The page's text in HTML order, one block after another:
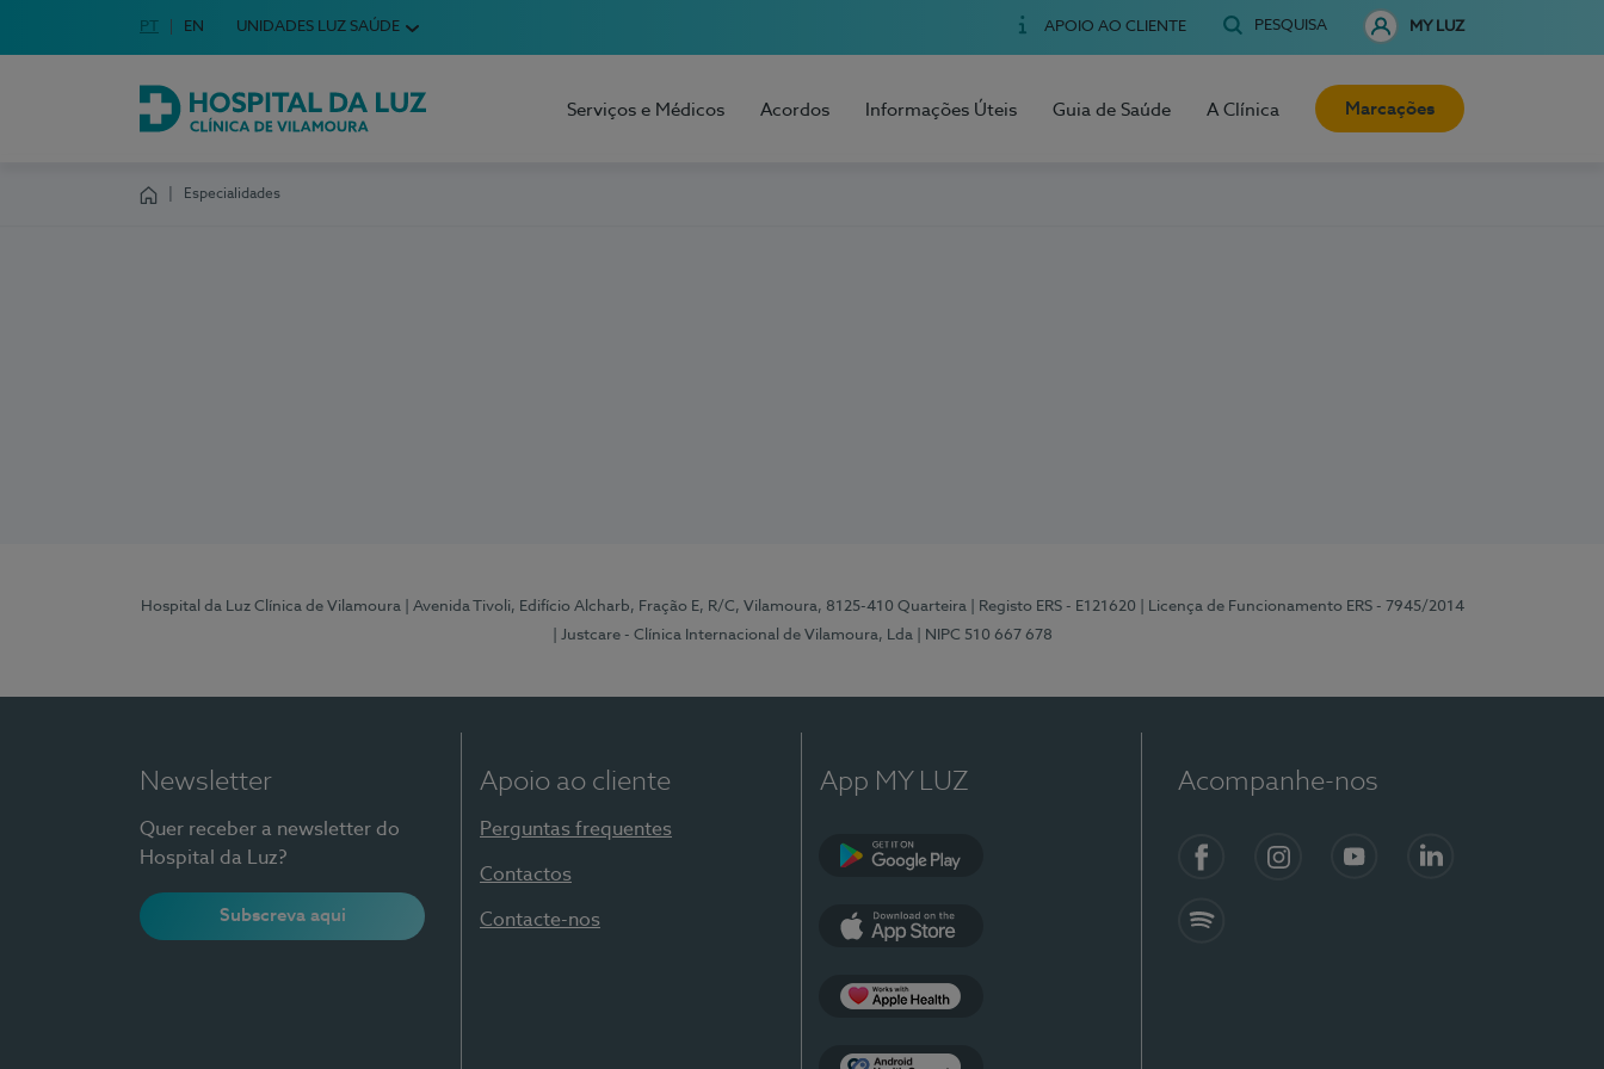
Escolha o seu idioma
Idioma em Português
PT English Language
EN UNIDADES LUZ SAÚDE APOIO AO CLIENTE PESQUISA MY LUZ
Hospital da Luz Clínica de Vilamoura
Serviços e Médicos Acordos Informações Úteis Guia de Saúde A Clínica Marcações
Especialidades
Hospital da Luz Clínica de Vilamoura | Avenida Tivoli, Edifício Alcharb, Fração E, R/C, Vilamoura, 8125-410 Quarteira | Registo ERS - E121620
| Licença de Funcionamento ERS - 7945/2014
| Justcare - Clínica Internacional de Vilamoura, Lda
| NIPC 510 667 678
Newsletter
Quer receber a newsletter do
Hospital da Luz?
Subscreva aqui
Apoio ao cliente
Perguntas frequentes
Contactos
Contacte-nos
App MY LUZ Acompanhe-nos